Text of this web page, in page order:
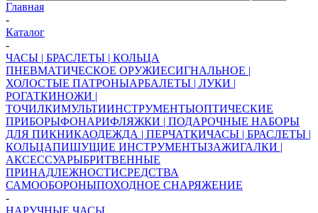
Главная
-
Каталог
-
ЧАСЫ | БРАСЛЕТЫ | КОЛЬЦА
ПНЕВМАТИЧЕСКОЕ ОРУЖИЕСИГНАЛЬНОЕ |
ХОЛОСТЫЕ ПАТРОНЫАРБАЛЕТЫ | ЛУКИ |
РОГАТКИНОЖИ |
ТОЧИЛКИМУЛЬТИИНСТРУМЕНТЫОПТИЧЕСКИЕ
ПРИБОРЫФОНАРИФЛЯЖКИ | ПОДАРОЧНЫЕ НАБОРЫ
ДЛЯ ПИКНИКАОДЕЖДА | ПЕРЧАТКИЧАСЫ | БРАСЛЕТЫ |
КОЛЬЦАПИШУЩИЕ ИНСТРУМЕНТЫЗАЖИГАЛКИ |
АКСЕССУАРЫБРИТВЕННЫЕ
ПРИНАДЛЕЖНОСТИСРЕДСТВА
САМООБОРОНЫПОХОДНОЕ СНАРЯЖЕНИЕ
-
НАРУЧНЫЕ ЧАСЫ